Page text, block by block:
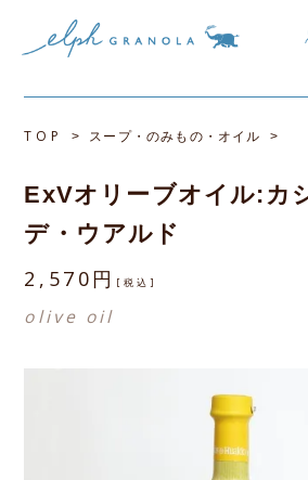
TOP > スープ・のみもの・オイル >
ExVオリーブオイル:カ
デ・ウアルド
2,570円 [税込]
olive oil